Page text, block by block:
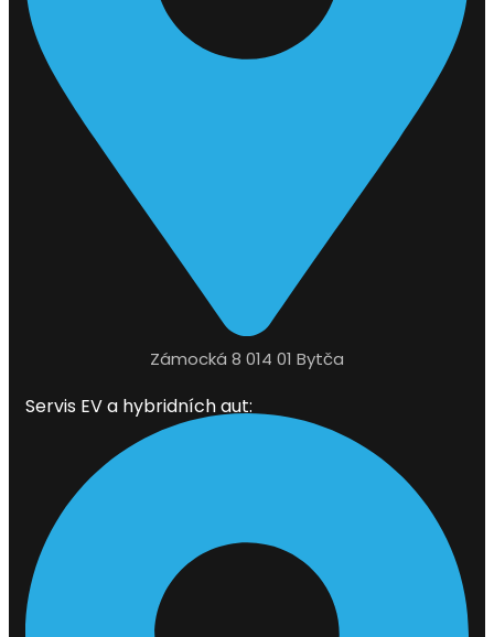
Zámocká 8 014 01 Bytča
Servis EV a hybridních aut: